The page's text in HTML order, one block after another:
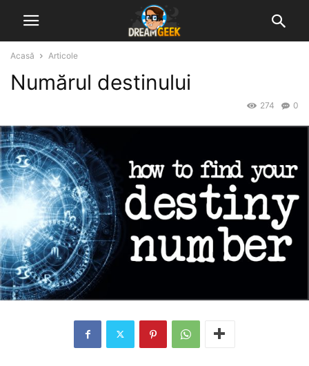
Acasă Articole
Numărul destinului
0
274